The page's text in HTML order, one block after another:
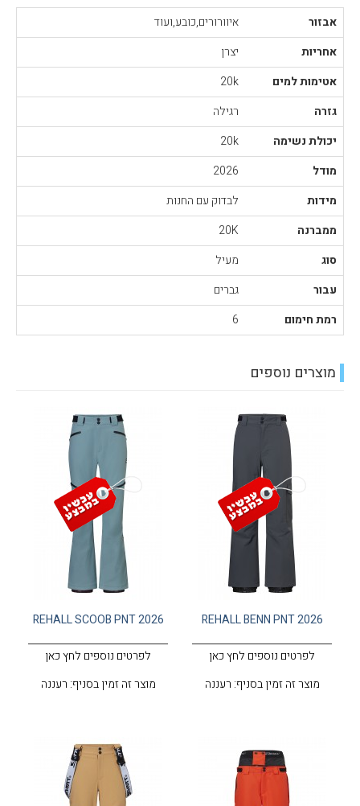
אבזור
איוורורים,כובע,ועוד
אחריות
יצרן
אטימות למים
20k
גזרה
רגילה
יכולת נשימה
20k
מודל
2026
מידות
לבדוק עם החנות
ממברנה
20K
סוג
מעיל
עבור
גברים
רמת חימום
6
מוצרים נוספים
REHALL BENN PNT 2026
לפרטים נוספים לחץ כאן
מוצר זה זמין בסניף: רעננה
REHALL SCOOB PNT 2026
לפרטים נוספים לחץ כאן
מוצר זה זמין בסניף: רעננה